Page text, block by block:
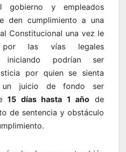
gobierno y empleados
den cumplimiento a una
Constitucional una vez le
por las vías legales
iniciando podrían ser
por quien se sienta
juicio de fondo ser
15 días hasta 1 año de
de sentencia y obstáculo